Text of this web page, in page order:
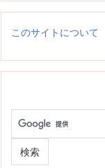
このサイトについて